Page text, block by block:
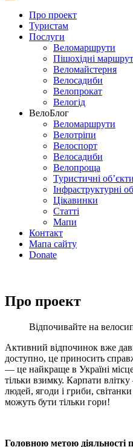
Про проект
Туристам
Послуги
Веломаршрути
Пішохідні
Веломайстерня
Велосадиби
Велопрокат
Велогід
ВелоБлог
Веломаршрути
Велотріпи
Велоспорт
Велосадиби
Велопроща
Туристичні об’єкти
Інфраструктурні
Цікавинки
Статті
Мапи
Контакт
Мапа сайту
Donate
Про проект
Відпочивайте на
Активний відпочинок вже
доступно, це приносить
— це найкраще в Україні
тільки взимку. Карпати
людей, ягоди і гриби,
можуть бути тільки гори!
Головною метою діяльності